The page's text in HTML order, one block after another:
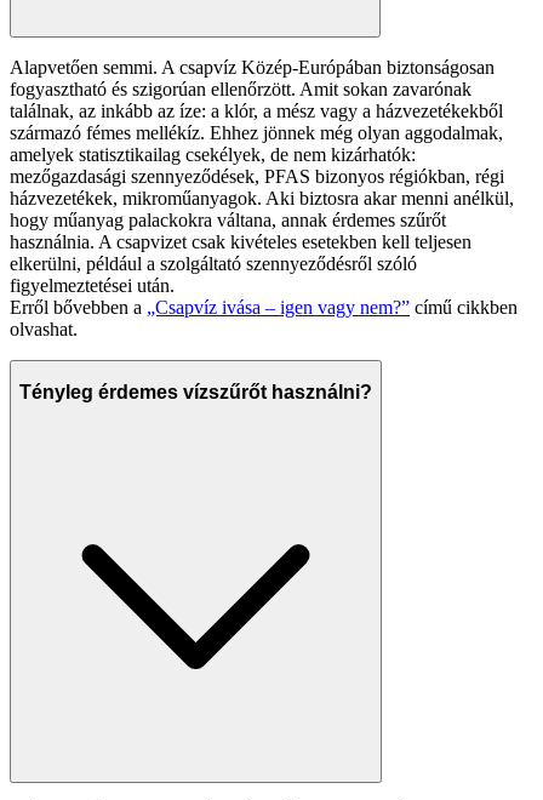
Alapvetően semmi. A csapvíz Közép-Európában biztonságosan
fogyasztható és szigorúan ellenőrzött. Amit sokan zavarónak
találnak, az inkább az íze: a klór, a mész vagy a házvezetékekből
származó fémes mellékíz. Ehhez jönnek még olyan aggodalmak,
amelyek statisztikailag csekélyek, de nem kizárhatók:
mezőgazdasági szennyeződések, PFAS bizonyos régiókban, régi
házvezetékek, mikroműanyagok. Aki biztosra akar menni anélkül,
hogy műanyag palackokra váltana, annak érdemes szűrőt
használnia. A csapvizet csak kivételes esetekben kell teljesen
elkerülni, például a szolgáltató szennyeződésről szóló
figyelmeztetései után.
Erről bővebben a „Csapvíz ivása – igen vagy nem?” című cikkben
olvashat.
Tényleg érdemes vízszűrőt használni?